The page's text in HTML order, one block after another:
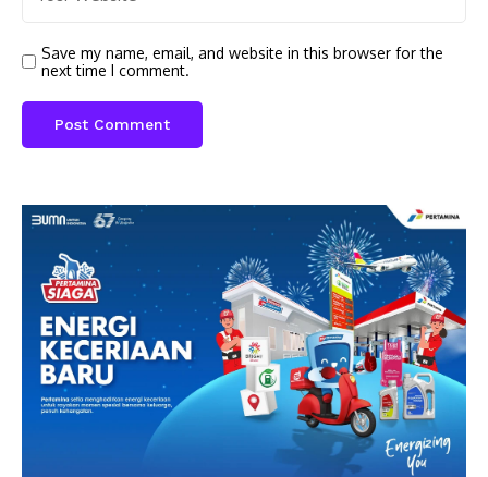
Save my name, email, and website in this browser for the
next time I comment.